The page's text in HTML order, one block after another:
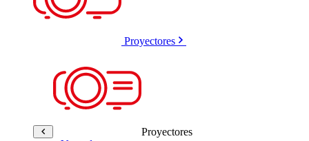
Proyectores
Proyectores